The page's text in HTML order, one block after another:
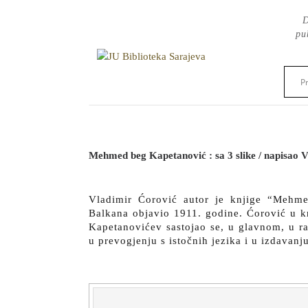
Mehmed beg Kapetanović : sa 3 slike / napisao
Vladimir Ćorović autor je knjige
Balkana objavio 1911. godine. Ćorović u
Kapetanovićev sastojao se, u glavnom, u
u prevogjenju s istočnih jezika i u